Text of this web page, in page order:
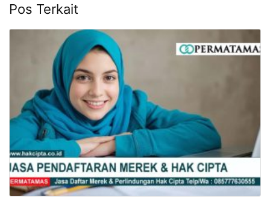
Pos Terkait